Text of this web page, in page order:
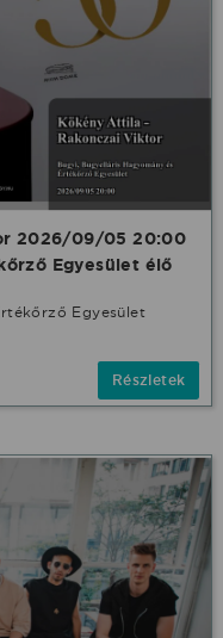
2026/09/05 20:00
Egyesület élő
Egyesület
Részletek